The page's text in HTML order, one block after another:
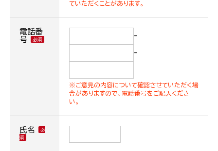
ていただくことがあります。
電話番
号
-
-
※ご意見の内容について確認させていただく場
合がありますので、電話番号をご記入くださ
い。
氏名